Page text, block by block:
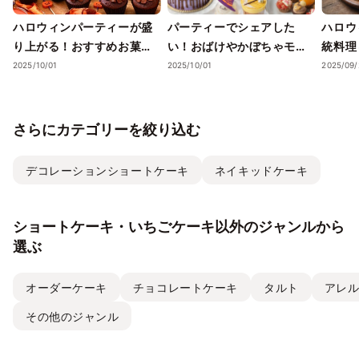
ハロウィンパーティーが盛
り上がる！おすすめお菓子
詰め合わせガイド
2025/10/01
パーティーでシェアした
い！おばけやかぼちゃモチ
ーフがかわいいハロウィン
2025/10/01
ハロ
統料
ー特集
2025/09/
さらにカテゴリーを絞り込む
デコレーションショートケーキ ネイキッドケーキ
ショートケーキ・いちごケーキ以外のジャンルから
選ぶ
オーダーケーキ チョコレートケーキ タルト アレ
その他のジャンル